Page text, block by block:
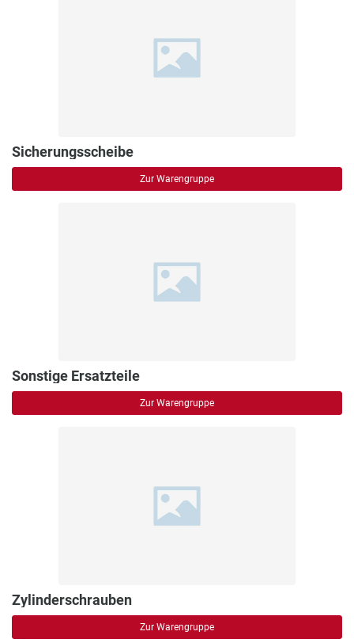
Sicherungsscheibe
Zur Warengruppe
Sonstige Ersatzteile
Zur Warengruppe
Zylinderschrauben
Zur Warengruppe